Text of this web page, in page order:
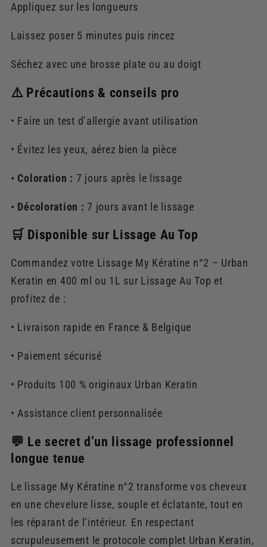
Appliquez sur les longueurs
Laissez poser 5 minutes puis rincez
Séchez avec une brosse plate ou au doigt
⚠️ Précautions & conseils pro
• Faire un test d’allergie avant utilisation
• Évitez les yeux, aérez bien la pièce
• Coloration : 7 jours après le lissage
• Décoloration :7 jours avant le lissage
🛒 Disponible sur Lissage Au Top
Commandez votre Lissage My Kératine n°2 – Urban
Keratin en 400 ml ou 1L sur Lissage Au Top et
profitez de :
• Livraison rapide en France & Belgique
• Paiement sécurisé
• Produits 100 % originaux Urban Keratin
• Assistance client personnalisée
💬 Le secret d’un lissage professionnel
longue tenue
Le lissage My Kératine n°2 transforme vos cheveux
en une chevelure lisse, souple et éclatante, tout en
les réparant de l’intérieur. En respectant
scrupuleusement le protocole complet Urban Keratin,